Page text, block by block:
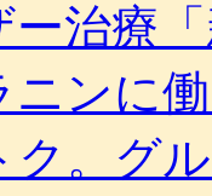
の
ネ
ッ
ト
約
に
ー治療
ニンに
ク。グ